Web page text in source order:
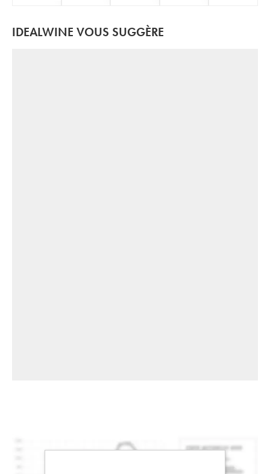
IDEALWINE VOUS SUGGÈRE